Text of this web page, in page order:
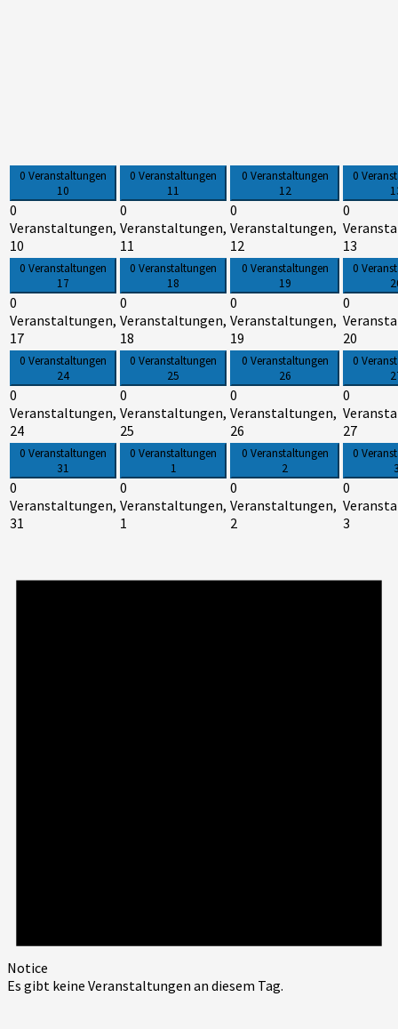
0 Veranstaltungen
10
0
Veranstaltungen,
10
0 Veranstaltungen
11
0
Veranstaltungen,
11
0 Veranstaltungen
12
0
Veranstaltungen,
12
0
0
13
0 Veranstaltungen
17
0
Veranstaltungen,
17
0 Veranstaltungen
18
0
Veranstaltungen,
18
0 Veranstaltungen
19
0
Veranstaltungen,
19
0
0
20
0 Veranstaltungen
24
0
Veranstaltungen,
24
0 Veranstaltungen
25
0
Veranstaltungen,
25
0 Veranstaltungen
26
0
Veranstaltungen,
26
0
0
27
0 Veranstaltungen
31
0
Veranstaltungen,
31
0 Veranstaltungen
1
0
Veranstaltungen,
1
0 Veranstaltungen
2
0
Veranstaltungen,
2
0
0
3
Notice
Es gibt keine Veranstaltungen an diesem Tag.